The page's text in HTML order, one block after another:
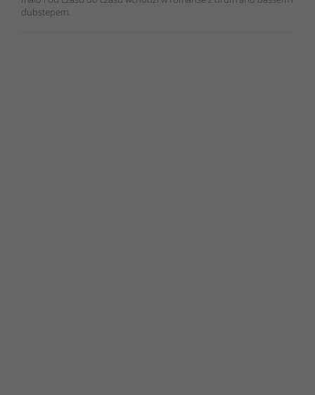
dubstepem.